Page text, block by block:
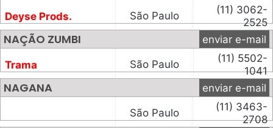
Deyse Prods. São Paulo
(11) 3062-
2525
NAÇÃO ZUMBI enviar e-mail
Trama São Paulo
(11) 5502-
1041
NAGANA enviar e-mail
São Paulo
(11) 3463-
2708